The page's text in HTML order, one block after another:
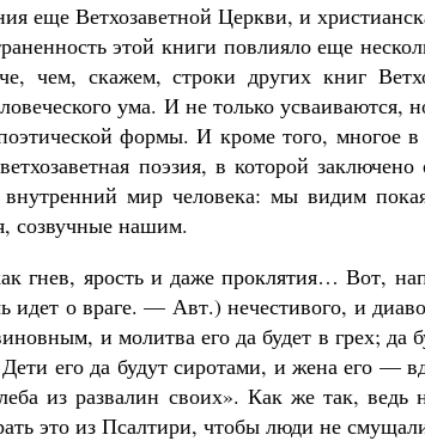
еще Ветхозаветной Церкви, и
этой книги повлияло еще
чем, скажем, строки других книг
ума. И не только
формы. И кроме того, многое в
поэзия, в которой
мир человека: мы видим
созвучные нашим.
ярость и даже проклятия… Вот,
идет о враге. — Авт.) нечестивого, и
и молитва его да будет в грех; да
Дети его да будут сиротами, и жена его —
из развалин своих». Как же так,
это из Псалтири, чтобы люди не